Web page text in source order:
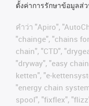
ตั้งค่าการรักษาข้อมูลส่
คําว่า "Apiro",
"chainge", "chains
chain", "CTD",
"dryway", "easy
ketten", "e-
"energy chain
spool", "fixflex",